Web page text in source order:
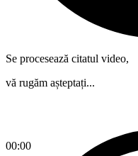
00:00
Se procesează citatul video,
vă rugăm așteptați...